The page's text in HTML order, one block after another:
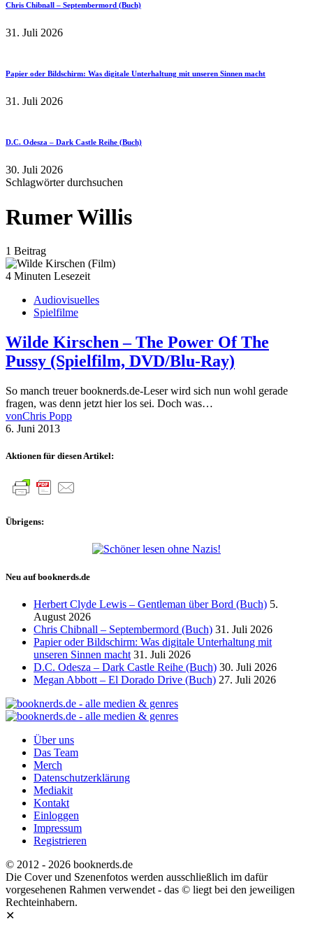
Chris Chibnall – Septembermord (Buch)
31. Juli 2026
Papier oder Bildschirm: Was digitale Unterhaltung mit unseren Sinnen macht
31. Juli 2026
D.C. Odesza – Dark Castle Reihe (Buch)
30. Juli 2026
Schlagwörter durchsuchen
Rumer Willis
1 Beitrag
4 Minuten Lesezeit
Audiovisuelles
Spielfilme
Wilde Kirschen – The Power Of The
Pussy (Spielfilm, DVD/Blu-Ray)
So manch treuer booknerds.de-Leser wird sich nun wohl gerade
fragen, was denn jetzt hier los sei. Doch was…
vonChris Popp
6. Juni 2013
Aktionen für diesen Artikel:
Übrigens:
Neu auf booknerds.de
Herbert Clyde Lewis – Gentleman über Bord (Buch) 5.
August 2026
Chris Chibnall – Septembermord (Buch) 31. Juli 2026
Papier oder Bildschirm: Was digitale Unterhaltung mit
unseren Sinnen macht 31. Juli 2026
D.C. Odesza – Dark Castle Reihe (Buch) 30. Juli 2026
Megan Abbott – El Dorado Drive (Buch) 27. Juli 2026
Über uns
Das Team
Merch
Datenschutzerklärung
Mediakit
Kontakt
Einloggen
Impressum
Registrieren
© 2012 - 2026 booknerds.de
Die Cover und Szenenfotos werden ausschließlich im dafür
vorgesehenen Rahmen verwendet - das © liegt bei den jeweiligen
Rechteinhabern.
✕